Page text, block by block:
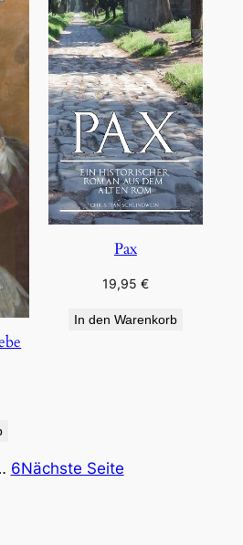
Pax
19,95 €
In den Warenkorb
6Nächste Seite